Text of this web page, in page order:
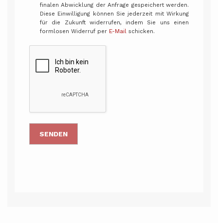
finalen Abwicklung der Anfrage gespeichert werden.
Diese Einwilligung können Sie jederzeit mit Wirkung
für die Zukunft widerrufen, indem Sie uns einen
formlosen Widerruf per E-Mail schicken.